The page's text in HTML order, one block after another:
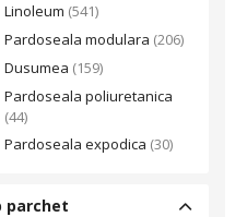
Linoleum (541)
Pardoseala modulara (206)
Dusumea (159)
Pardoseala poliuretanica
(44)
Pardoseala expodica (30)
parchet